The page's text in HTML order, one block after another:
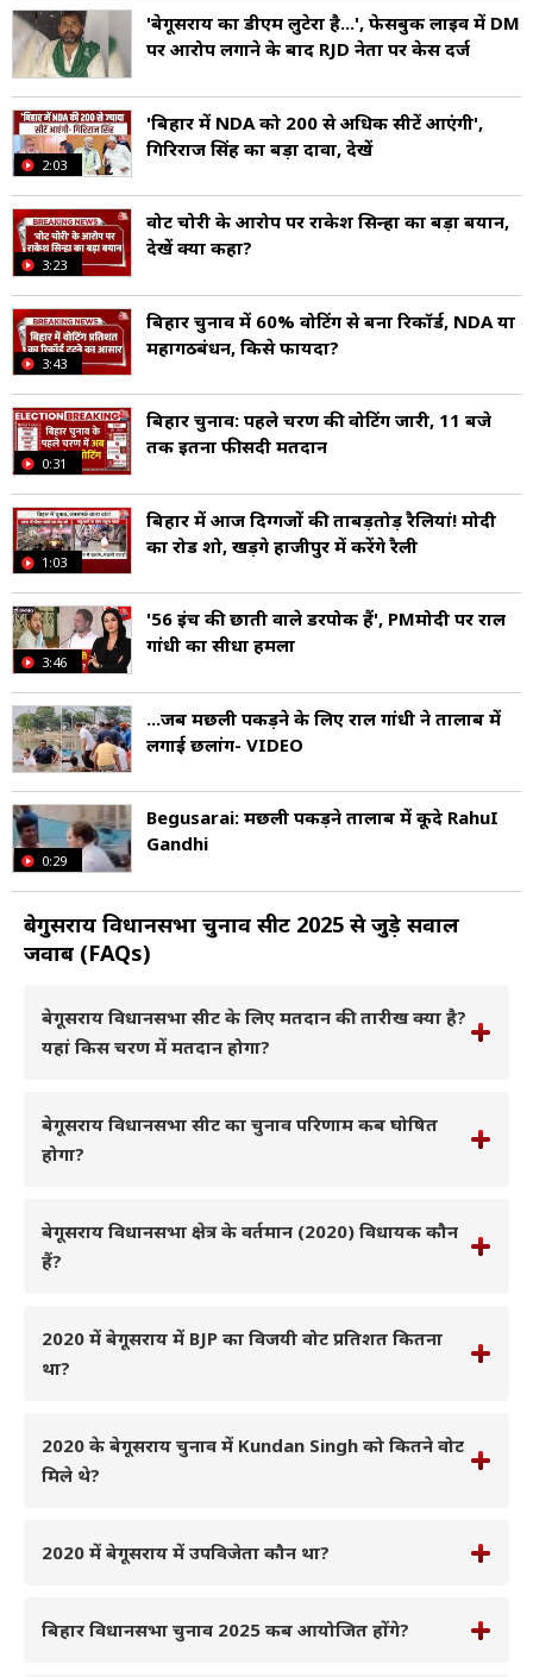
'बेगूसराय का डीएम लुटेरा है...', फेसबुक लाइव में DM
पर आरोप लगाने के बाद RJD नेता पर केस दर्ज
2:03
'बिहार में NDA को 200 से अधिक सीटें आएंगी',
गिरिराज सिंह का बड़ा दावा, देखें
3:23
वोट चोरी के आरोप पर राकेश सिन्हा का बड़ा बयान,
देखें क्या कहा?
3:43
बिहार चुनाव में 60% वोटिंग से बना रिकॉर्ड, NDA या
महागठबंधन, किसे फायदा?
0:31
बिहार चुनाव: पहले चरण की वोटिंग जारी, 11 बजे
तक इतना फीसदी मतदान
1:03
बिहार में आज दिग्गजों की ताबड़तोड़ रैलियां! मोदी
का रोड शो, खड़गे हाजीपुर में करेंगे रैली
3:46
'56 इंच की छाती वाले डरपोक हैं', PMमोदी पर राहुल
गांधी का सीधा हमला
...जब मछली पकड़ने के लिए राहुल गांधी ने तालाब में
लगाई छलांग- VIDEO
0:29
Begusarai: मछली पकड़ने तालाब में कूदे RahuI
Gandhi
बेगुसराय विधानसभा चुनाव सीट 2025 से जुड़े सवाल
जवाब (FAQs)
बेगूसराय विधानसभा सीट के लिए मतदान की तारीख क्या है?
यहां किस चरण में मतदान होगा?
बेगूसराय विधानसभा सीट का चुनाव परिणाम कब घोषित
होगा?
बेगूसराय विधानसभा क्षेत्र के वर्तमान (2020) विधायक कौन
हैं?
2020 में बेगूसराय में BJP का विजयी वोट प्रतिशत कितना
था?
2020 के बेगूसराय चुनाव में Kundan Singh को कितने वोट
मिले थे?
2020 में बेगूसराय में उपविजेता कौन था?
बिहार विधानसभा चुनाव 2025 कब आयोजित होंगे?